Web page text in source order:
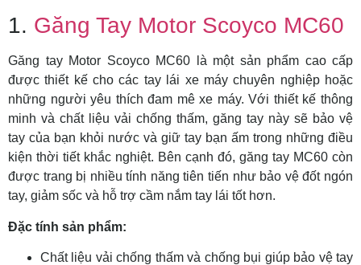
1. Găng Tay Motor Scoyco MC60
Găng tay Motor Scoyco MC60 là một sản phẩm cao cấp
được thiết kế cho các tay lái xe máy chuyên nghiệp hoặc
những người yêu thích đam mê xe máy. Với thiết kế thông
minh và chất liệu vải chống thấm, găng tay này sẽ bảo vệ
tay của bạn khỏi nước và giữ tay bạn ấm trong những điều
kiện thời tiết khắc nghiệt. Bên cạnh đó, găng tay MC60 còn
được trang bị nhiều tính năng tiên tiến như bảo vệ đốt ngón
tay, giảm sốc và hỗ trợ cầm nắm tay lái tốt hơn.
Đặc tính sản phẩm:
Chất liệu vải chống thấm và chống bụi giúp bảo vệ tay